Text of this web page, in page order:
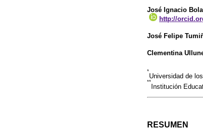
José Ignacio
http://
José Felipe
Clementina
*
Universidad de
**
Institución
RESUMEN